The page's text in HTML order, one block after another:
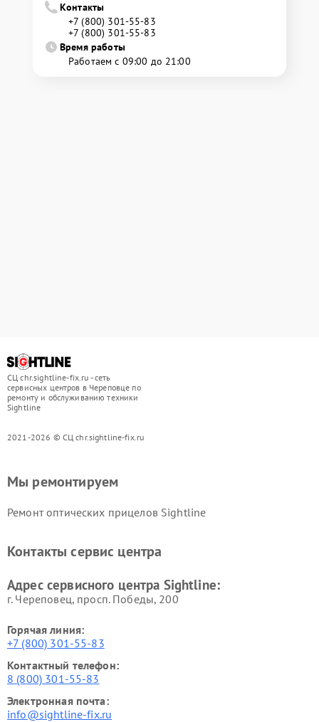
Контакты
+7 (800) 301-55-83
+7 (800) 301-55-83
Время работы
Работаем с 09:00 до 21:00
СЦ chr.sightline-fix.ru - сеть
сервисных центров в Череповце по
ремонту и обслуживанию техники
Sightline
2021-2026 © СЦ chr.sightline-fix.ru
Мы ремонтируем
Ремонт оптических прицелов Sightline
Контакты сервис центра
Адрес сервисного центра Sightline:
г. Череповец, просп. Победы, 200
Горячая линия:
+7 (800) 301-55-83
Контактный телефон:
8 (800) 301-55-83
Электронная почта:
info@sightline-fix.ru